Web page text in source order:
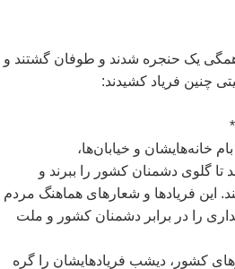
یک حنجره شدند و طوفان گشتند و
چنین فریاد کشیدند:
خانههایشان و خیابانها،
تا گلوی دشمنان کشور را ببرند و
این فریادها و شعارهای هماهنگ مردم
را در برابر دشمنان کشور و ملت
کشور، دیشب فریادهایشان را گره